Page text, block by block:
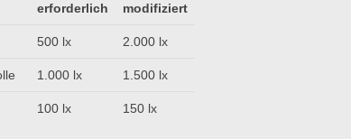
erforderlich modifiziert
500 lx 2.000 lx
1.000 lx 1.500 lx
100 lx 150 lx